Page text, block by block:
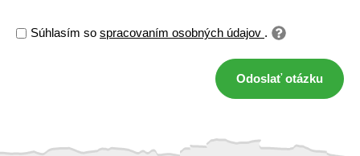
Súhlasím so spracovaním osobných údajov .
Odoslať otázku